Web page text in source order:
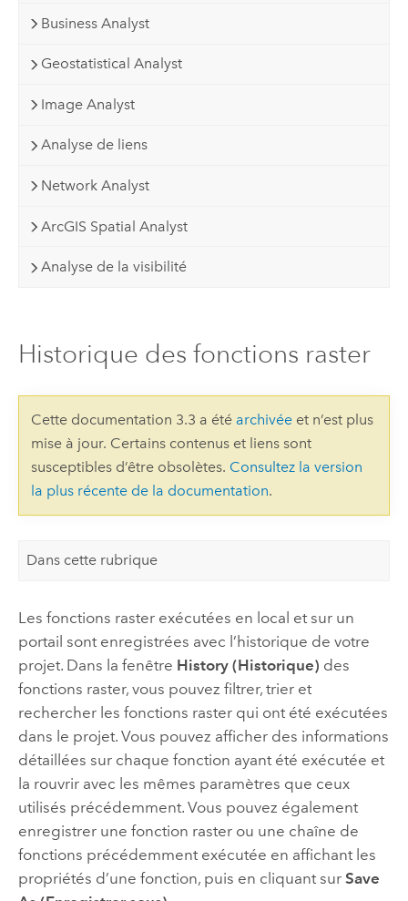
Business Analyst
Geostatistical Analyst
Image Analyst
Analyse de liens
Network Analyst
ArcGIS Spatial Analyst
Analyse de la visibilité
Historique des fonctions raster
Cette documentation 3.3 a été archivéeet n’est plus
mise à jour. Certains contenus et liens sont
susceptibles d’être obsolètes. Consultez la version
la plus récente de la documentation.
Dans cette rubrique
Les fonctions raster exécutées en local et sur un
portail sont enregistrées avec l’historique de votre
projet. Dans la fenêtre History (Historique) des
fonctions raster, vous pouvez filtrer, trier et
rechercher les fonctions raster qui ont été exécutées
dans le projet. Vous pouvez afficher des informations
détaillées sur chaque fonction ayant été exécutée et
la rouvrir avec les mêmes paramètres que ceux
utilisés précédemment. Vous pouvez également
enregistrer une fonction raster ou une chaîne de
fonctions précédemment exécutée en affichant les
propriétés d’une fonction, puis en cliquant sur Save